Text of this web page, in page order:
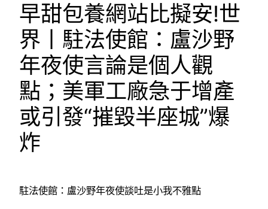
早甜包養網站比擬安!世
界丨駐法使館：盧沙野
年夜使言論是個人觀
點；美軍工廠急于增產
或引發“摧毀半座城”爆
炸
駐法使館：盧沙野年夜使談吐是小我不雅點